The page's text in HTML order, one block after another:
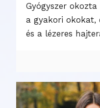
Gyógyszer
a gyakori okokat,
és a lézeres